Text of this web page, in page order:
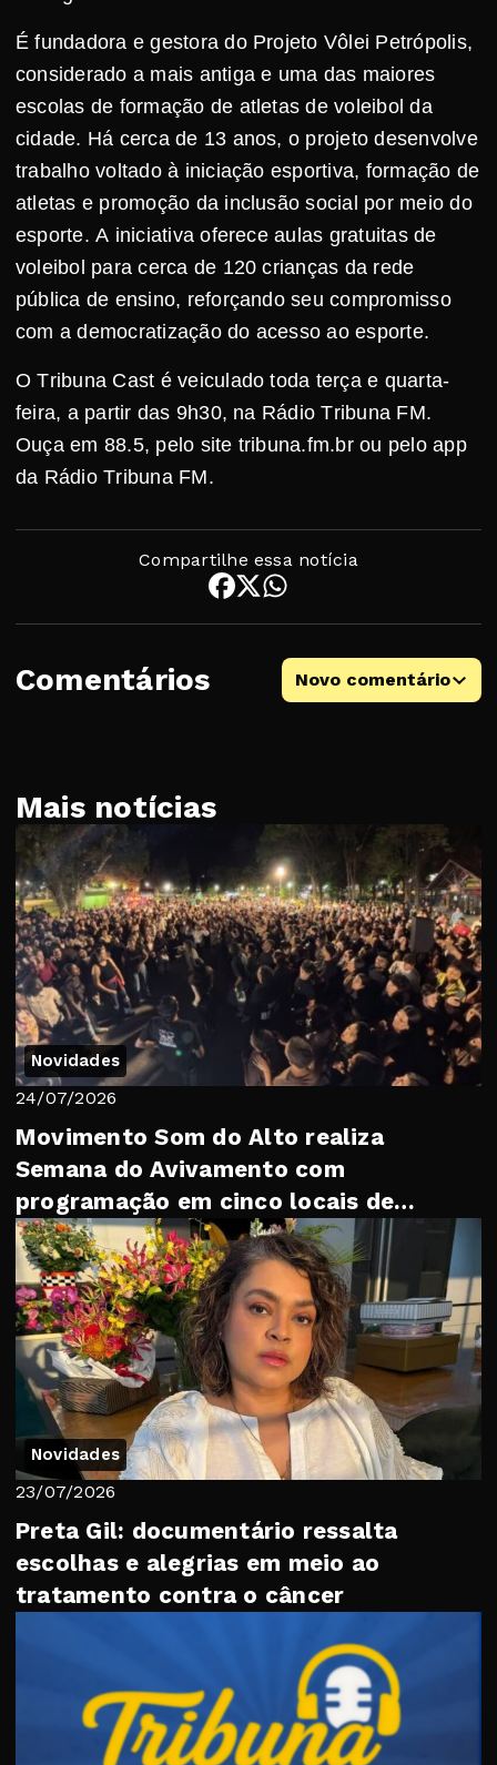
É fundadora e gestora do Projeto Vôlei Petrópolis,
considerado a mais antiga e uma das maiores
escolas de formação de atletas de voleibol da
cidade. Há cerca de 13 anos, o projeto desenvolve
trabalho voltado à iniciação esportiva, formação de
atletas e promoção da inclusão social por meio do
esporte. A iniciativa oferece aulas gratuitas de
voleibol para cerca de 120 crianças da rede
pública de ensino, reforçando seu compromisso
com a democratização do acesso ao esporte.
O Tribuna Cast é veiculado toda terça e quarta-
feira, a partir das 9h30, na Rádio Tribuna FM.
Ouça em 88.5, pelo site tribuna.fm.br ou pelo app
da Rádio Tribuna FM.
Compartilhe essa notícia
Comentários Novo comentário
Mais notícias
Novidades
24/07/2026
Movimento Som do Alto realiza
Semana do Avivamento com
programação em cinco locais de
Petrópolis
Novidades
23/07/2026
Preta Gil: documentário ressalta
escolhas e alegrias em meio ao
tratamento contra o câncer